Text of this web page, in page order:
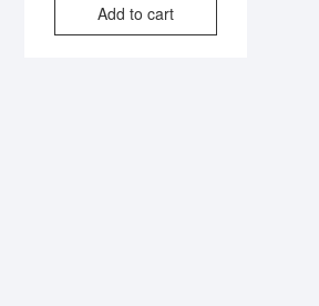
Add to cart